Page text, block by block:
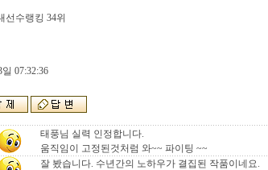
선수랭킹 34위
07:32:36
태풍님 실력 인정합니다.
움직임이 고정된것처럼 와~~ 파이팅 ~~
잘 봤습니다. 수년간의 노하우가 결집된 작품이네요.